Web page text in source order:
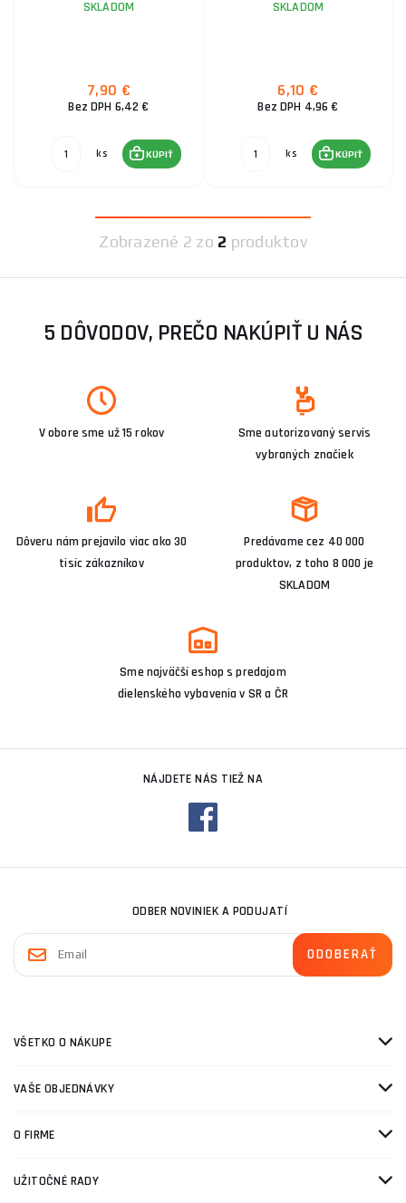
SKLADOM
7,90 €
Bez DPH 6,42 €
ks KÚPIŤ
SKLADOM
6,10 €
Bez DPH 4,96 €
ks KÚPIŤ
Zobrazené 2 zo 2 produktov
5 DÔVODOV, PREČO NAKÚPIŤ U NÁS
V obore sme už 15 rokov
Sme autorizovaný servis
vybraných značiek
Dôveru nám prejavilo viac ako 30
tisíc zákazníkov
Predávame cez 40 000
produktov, z toho 8 000 je
SKLADOM
Sme najväčší eshop s predajom
dielenského vybavenia v SR a ČR
NÁJDETE NÁS TIEŽ NA
ODBER NOVINIEK A PODUJATÍ
VŠETKO O NÁKUPE
VAŠE OBJEDNÁVKY
O FIRME
UŽITOČNÉ RADY